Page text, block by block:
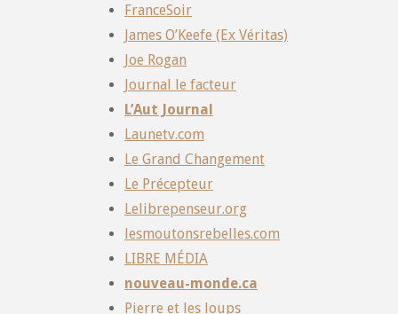
FranceSoir
James O’Keefe (Ex Véritas)
Joe Rogan
Journal le facteur
L’Aut Journal
Launetv.com
Le Grand Changement
Le Précepteur
Lelibrepenseur.org
lesmoutonsrebelles.com
LIBRE MÉDIA
nouveau-monde.ca
Pierre et les loups